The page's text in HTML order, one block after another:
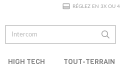
RÉGLEZ EN 3X OU
HIGH TECH TOUT-TERRAIN